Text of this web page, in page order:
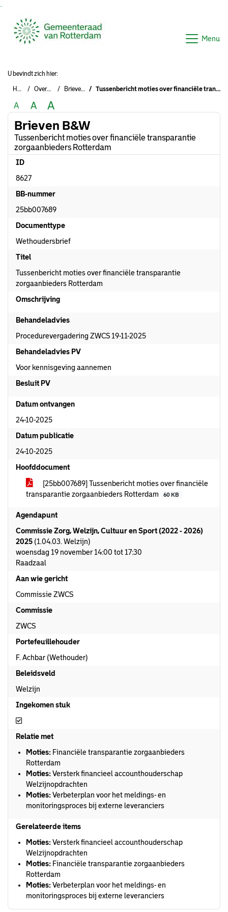
Menu
U bevindt zich hier:
Home Overzichten Brieven B&W Tussenbericht moties over financiële transparantie zorgaanbieders Rotterdam
A A A
Brieven B&W
Tussenbericht moties over financiële transparantie
zorgaanbieders Rotterdam
ID
8627
BB-nummer
25bb007689
Documenttype
Wethoudersbrief
Titel
Tussenbericht moties over financiële transparantie
zorgaanbieders Rotterdam
Omschrijving
Behandeladvies
Procedurevergadering ZWCS 19-11-2025
Behandeladvies PV
Voor kennisgeving aannemen
Besluit PV
Datum ontvangen
24-10-2025
Datum publicatie
24-10-2025
Hoofddocument
[25bb007689] Tussenbericht moties over financiële
transparantie zorgaanbieders Rotterdam
60 KB
Agendapunt
Commissie Zorg, Welzijn, Cultuur en Sport (2022 - 2026)
2025 (1.04.03. Welzijn)
woensdag 19 november 14:00 tot 17:30
Raadzaal
Aan wie gericht
Commissie ZWCS
Commissie
ZWCS
Portefeuillehouder
F. Achbar (Wethouder)
Beleidsveld
Welzijn
Ingekomen stuk
Ingekomen stuk
Relatie met
Moties: Financiële transparantie zorgaanbieders
Rotterdam
Moties:Versterk financieel accounthouderschap
Welzijnopdrachten
Moties:Verbeterplan voor het meldings- en
monitoringsproces bij externe leveranciers
Gerelateerde items
Moties:Versterk financieel accounthouderschap
Welzijnopdrachten
Moties: Financiële transparantie zorgaanbieders
Rotterdam
Moties:Verbeterplan voor het meldings- en
monitoringsproces bij externe leveranciers